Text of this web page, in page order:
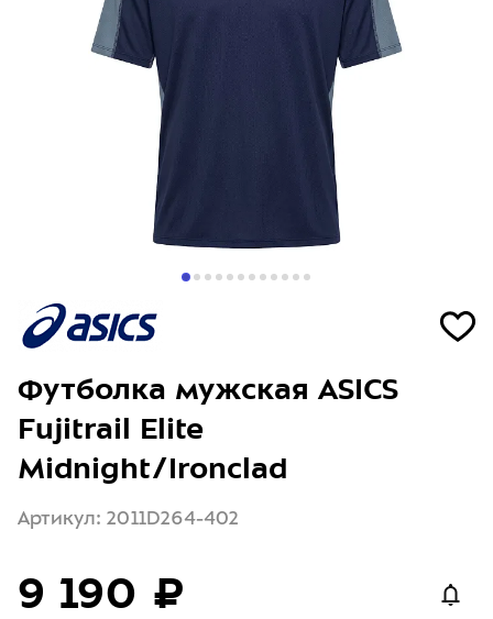
Футболка мужская ASICS
Fujitrail Elite
Midnight/Ironclad
Артикул: 2011D264-402
9 190 ₽